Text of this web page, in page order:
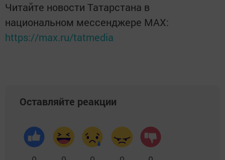
Читайте новости Татарстана в
национальном мессенджере MАХ:
https://max.ru/tatmedia
Оставляйте реакции